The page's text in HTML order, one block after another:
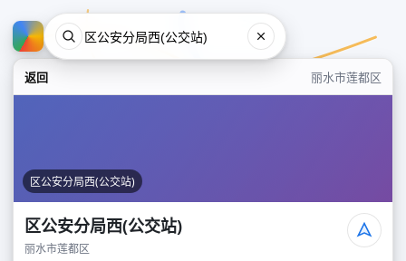
返回 丽水市莲都区
区公安分局西(公交站)
区公安分局西(公交站)
丽水市莲都区